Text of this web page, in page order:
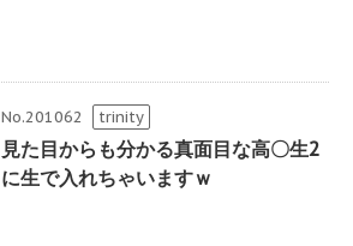
No.201062 trinity
見た目からも分かる真面目な高〇生2
に生で入れちゃいますｗ